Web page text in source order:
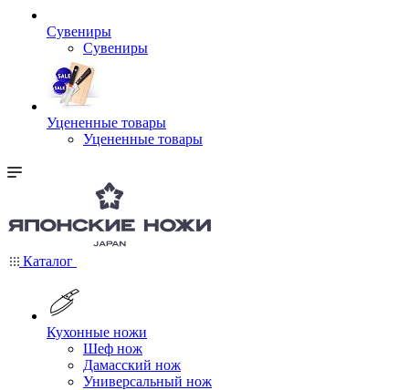
Сувениры
Сувениры
Уцененные товары
Уцененные товары
Каталог
Кухонные ножи
Шеф нож
Дамасский нож
Универсальный нож